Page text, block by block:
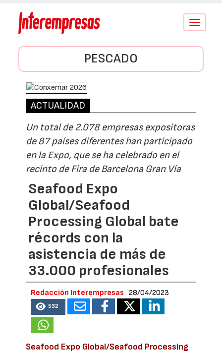
Conmutar
PESCADO
ACTUALIDAD
Un total de 2.078 empresas expositoras
de 87 países diferentes han participado
en la Expo, que se ha celebrado en el
recinto de Fira de Barcelona Gran Vía
Seafood Expo
Global/Seafood
Processing Global bate
récords con la
asistencia de más de
33.000 profesionales
Redacción Interempresas 28/04/2023
532
Seafood Expo Global/Seafood Processing